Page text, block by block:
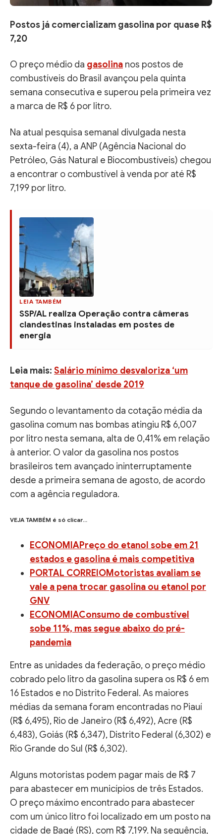
Postos já comercializam gasolina por quase R$
7,20
O preço médio da gasolina nos postos de
combustíveis do Brasil avançou pela quinta
semana consecutiva e superou pela primeira vez
a marca de R$ 6 por litro.
Na atual pesquisa semanal divulgada nesta
sexta-feira (4), a ANP (Agência Nacional do
Petróleo, Gás Natural e Biocombustíveis) chegou
a encontrar o combustível à venda por até R$
7,199 por litro.
LEIA TAMBÉM
SSP/AL realiza Operação contra câmeras
clandestinas instaladas em postes de
energia
Leia mais: Salário mínimo desvaloriza ‘um
tanque de gasolina’ desde 2019
Segundo o levantamento da cotação média da
gasolina comum nas bombas atingiu R$ 6,007
por litro nesta semana, alta de 0,41% em relação
à anterior. O valor da gasolina nos postos
brasileiros tem avançado ininterruptamente
desde a primeira semana de agosto, de acordo
com a agência reguladora.
VEJA TAMBÉM é só clicar…
ECONOMIAPreço do etanol sobe em 21
estados e gasolina é mais competitiva
PORTAL CORREIOMotoristas avaliam se
vale a pena trocar gasolina ou etanol por
GNV
ECONOMIAConsumo de combustível
sobe 11%, mas segue abaixo do pré-
pandemia
Entre as unidades da federação, o preço médio
cobrado pelo litro da gasolina supera os R$ 6 em
16 Estados e no Distrito Federal. As maiores
médias da semana foram encontradas no Piauí
(R$ 6,495), Rio de Janeiro (R$ 6,492), Acre (R$
6,483), Goiás (R$ 6,347), Distrito Federal (6,302) e
Rio Grande do Sul (R$ 6,302).
Alguns motoristas podem pagar mais de R$ 7
para abastecer em municípios de três Estados.
O preço máximo encontrado para abastecer
com um único litro foi localizado em um posto na
cidade de Bagé (RS), com R$ 7,199. Na sequência,